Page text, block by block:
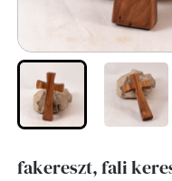
fakereszt, fali